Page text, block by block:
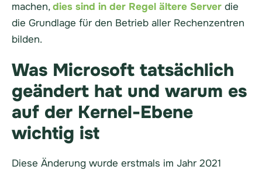
machen,dies sind in der Regel ältere Server die
die Grundlage für den Betrieb aller Rechenzentren
bilden.
Was Microsoft tatsächlich
geändert hat und warum es
auf der Kernel-Ebene
wichtig ist
Diese Änderung wurde erstmals im Jahr 2021